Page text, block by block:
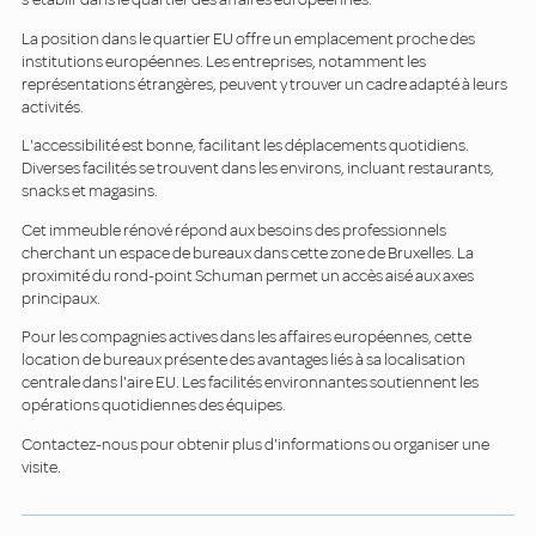
La position dans le quartier EU offre un emplacement proche des
institutions européennes. Les entreprises, notamment les
représentations étrangères, peuvent y trouver un cadre adapté à leurs
activités.
L'accessibilité est bonne, facilitant les déplacements quotidiens.
Diverses facilités se trouvent dans les environs, incluant restaurants,
snacks et magasins.
Cet immeuble rénové répond aux besoins des professionnels
cherchant un espace de bureaux dans cette zone de Bruxelles. La
proximité du rond-point Schuman permet un accès aisé aux axes
principaux.
Pour les compagnies actives dans les affaires européennes, cette
location de bureaux présente des avantages liés à sa localisation
centrale dans l'aire EU. Les facilités environnantes soutiennent les
opérations quotidiennes des équipes.
Contactez-nous pour obtenir plus d'informations ou organiser une
visite.